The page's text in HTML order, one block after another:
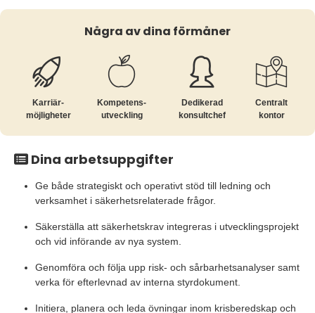
Några av dina förmåner
Karriär­
möjligheter
Kompetens­
utveckling
Dedikerad
konsultchef
Centralt
kontor
Dina arbetsuppgifter
Ge både strategiskt och operativt stöd till ledning och
verksamhet i säkerhetsrelaterade frågor.
Säkerställa att säkerhetskrav integreras i utvecklingsprojekt
och vid införande av nya system.
Genomföra och följa upp risk- och sårbarhetsanalyser samt
verka för efterlevnad av interna styrdokument.
Initiera, planera och leda övningar inom krisberedskap och